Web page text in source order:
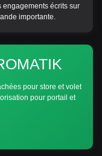
écrits sur
importante.
pour store et volet
pour portail et